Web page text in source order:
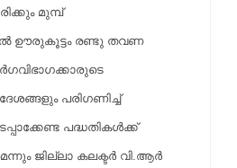
മുമ്പ്
ഊരുകൂട്ടം രണ്ടു തവണ
പരിഗണിച്ച്
പദ്ധതികള്‍ക്ക്
ജില്ലാ കലക്ടര്‍ വി.ആര്‍